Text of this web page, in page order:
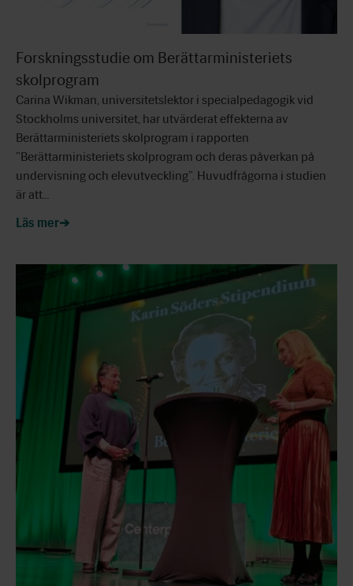
Forskningsstudie om Berättarministeriets
skolprogram
Carina Wikman, universitetslektor i specialpedagogik vid
Stockholms universitet, har utvärderat effekterna av
Berättarministeriets skolprogram i rapporten
”Berättarministeriets skolprogram och deras påverkan på
undervisning och elevutveckling”. Huvudfrågorna i studien
är att…
Läs mer